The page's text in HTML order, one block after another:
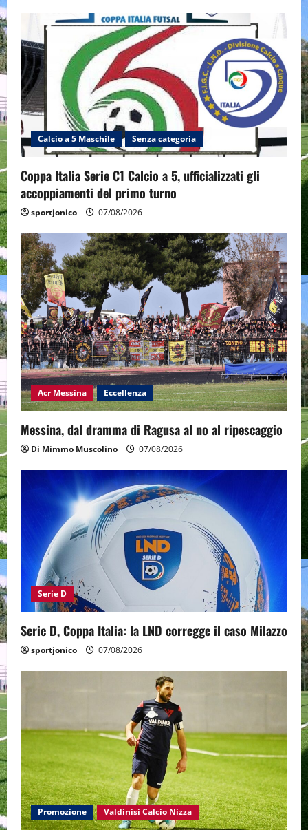
Calcio a 5 Maschile Senza categoria
Coppa Italia Serie C1 Calcio a 5, ufficializzati gli
accoppiamenti del primo turno
sportjonico 07/08/2026
Acr Messina Eccellenza
Messina, dal dramma di Ragusa al no al ripescaggio
Di Mimmo Muscolino 07/08/2026
Serie D
Serie D, Coppa Italia: la LND corregge il caso Milazzo
sportjonico 07/08/2026
Promozione Valdinisi Calcio Nizza